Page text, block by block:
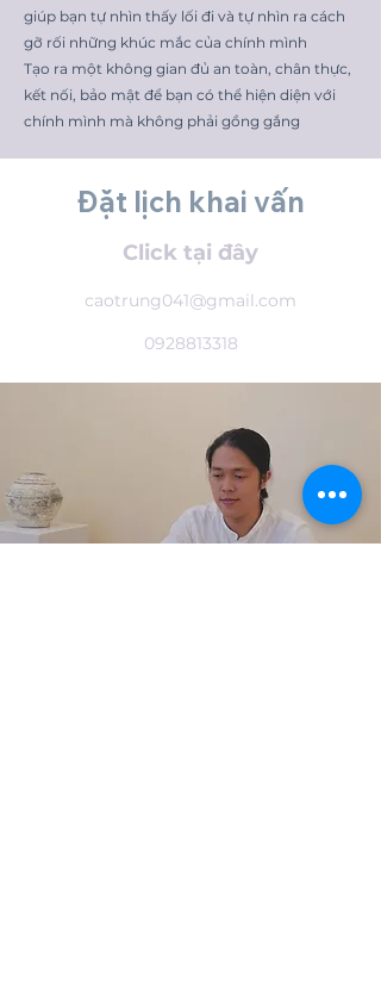
giúp bạn tự nhìn thấy lối đi và tự nhìn ra cách
gỡ rối những khúc mắc của chính mình
Tạo ra một không gian đủ an toàn, chân thực,
kết nối, bảo mật để bạn có thể hiện diện với
chính mình mà không phải gồng gắng
Đặt lịch khai vấn
Click tại đây
caotrung041@gmail.com
0928813318